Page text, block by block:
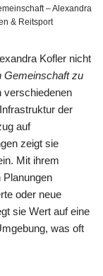
– Alexandra
& Reitsport
Kofler nicht
Gemeinschaft zu
verschiedenen
der
auf
zeigt sie
Mit ihrem
oder neue
sie Wert auf eine
was oft